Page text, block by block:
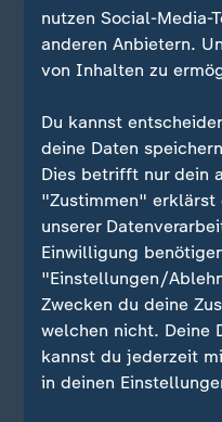
Hype um altes Hausmittel
Apfelessig als
Schlankmacher?
An Apple a day
nutzen Social-Media-
anderen Anbietern.
von Inhalten zu
Du kannst
deine Daten
Dies betrifft nur dein
"Zustimmen" erklärst
unserer
Einwilligung
"Einstellungen/
Zwecken du deine
welchen nicht. Deine
kannst du jederzeit
in deinen